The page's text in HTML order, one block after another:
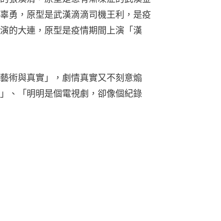
勇，原型是武漢滴滴司機王利，是疫
的大連，原型是疫情期間上演「漢
術與真實」，劇情真實又不刻意煽
、「明明是個電視劇，卻像個紀錄